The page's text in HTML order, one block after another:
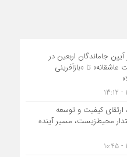
جاماندگان اربعین در
تا «بازآفرینی
کیفیت و توسعه
محیط‌زیست، مسیر آینده